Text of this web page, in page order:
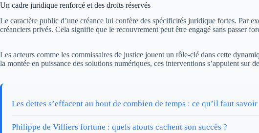
Un cadre juridique renforcé et des droits réservés
Le caractère public d’une créance lui confère des spécificités juridique fortes. Par
créanciers privés. Cela signifie que le recouvrement peut être engagé sans passer
Les acteurs comme les commissaires de justice jouent un rôle-clé dans cette
la montée en puissance des solutions numériques, ces interventions s’appuient sur
Les dettes s’effacent au bout de combien de temps : ce qu’il faut savoir
Philippe de Villiers fortune : quels atouts cachent son succès ?